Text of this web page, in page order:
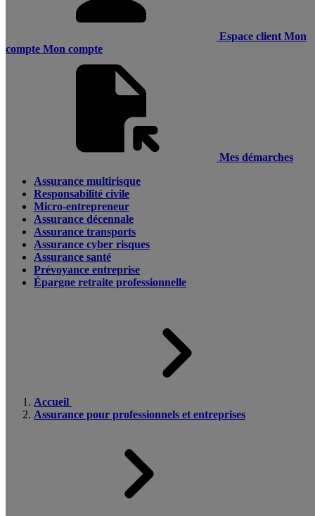
Espace client Mon
compte Mon compte
Mes démarches
Assurance multirisque
Responsabilité civile
Micro-entrepreneur
Assurance décennale
Assurance transports
Assurance cyber risques
Assurance santé
Prévoyance entreprise
Épargne retraite professionnelle
Accueil
Assurance pour professionnels et entreprises